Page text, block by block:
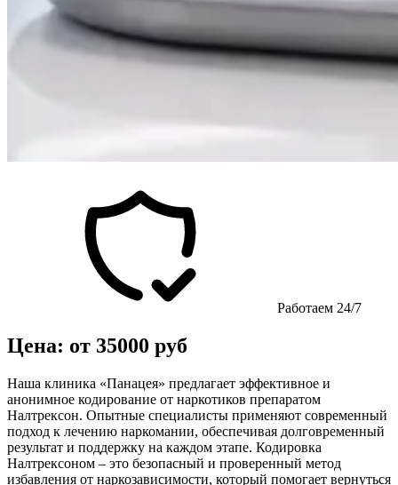
Работаем 24/7
Цена: от 35000 руб
Наша клиника «Панацея» предлагает эффективное и
анонимное кодирование от наркотиков препаратом
Налтрексон. Опытные специалисты применяют современный
подход к лечению наркомании, обеспечивая долговременный
результат и поддержку на каждом этапе. Кодировка
Налтрексоном – это безопасный и проверенный метод
избавления от наркозависимости, который помогает вернуться